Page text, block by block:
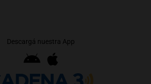
Descargá nuestra App